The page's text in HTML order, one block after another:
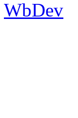
WbDev